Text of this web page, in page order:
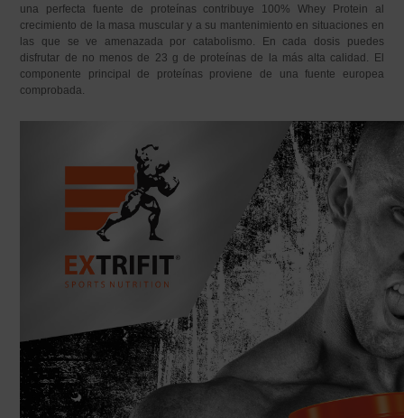
una perfecta fuente de proteínas contribuye 100% Whey Protein al
crecimiento de la masa muscular y a su mantenimiento en situaciones en
las que se ve amenazada por catabolismo. En cada dosis puedes
disfrutar de no menos de 23 g de proteínas de la más alta calidad. El
componente principal de proteínas proviene de una fuente europea
comprobada.